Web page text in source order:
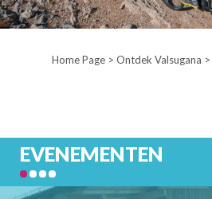
Home Page > Ontdek Valsugana >
EVENEMENTEN